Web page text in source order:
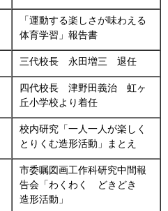
「運動する楽しさが味わえる
体育学習」報告書
三代校長 永田増三 退任
四代校長 津野田義治 虹ヶ
丘小学校より着任
校内研究「一人一人が楽しく
とりくむ造形活動」まとえ
市委嘱図画工作科研究中間報
告会「わくわく どきどき
造形活動」